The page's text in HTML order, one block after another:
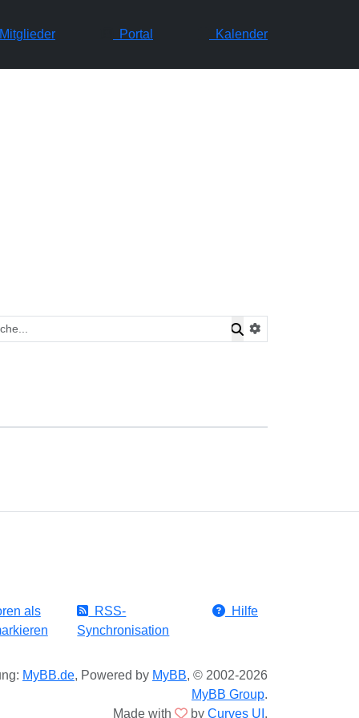
Portal Kalender
als
RSS-
Synchronisation
Hilfe
MyBB.de, Powered by MyBB, © 2002-2026
MyBB Group.
Made with
by Curves UI .